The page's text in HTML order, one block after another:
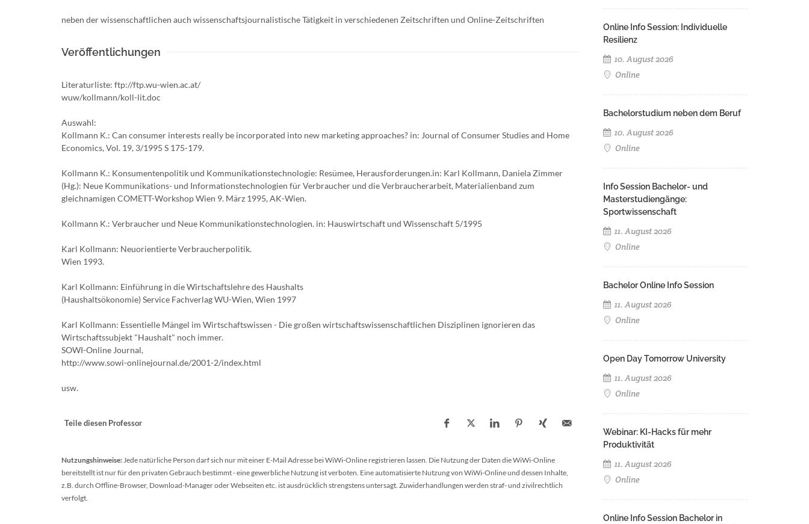
neben der wissenschaftlichen auch wissenschaftsjournalistische Tätigkeit in verschiedenen Zeitschriften und Online-Zeitschriften
Veröffentlichungen
Literaturliste: ftp://ftp.wu-wien.ac.at/
wuw/kollmann/koll-lit.doc
Auswahl:
Kollmann K.: Can consumer interests really be incorporated into new marketing approaches? in: Journal of Consumer Studies and Home
Economics, Vol. 19, 3/1995 S 175-179.
Kollmann K.: Konsumentenpolitik und Kommunikationstechnologie: Resümee, Herausforderungen.in: Karl Kollmann, Daniela Zimmer
(Hg.): Neue Kommunikations- und Informationstechnologien für Verbraucher und die Verbraucherarbeit, Materialienband zum
gleichnamigen COMETT-Workshop Wien 9. März 1995, AK-Wien.
Kollmann K.: Verbraucher und Neue Kommunikationstechnologien. in: Hauswirtschaft und Wissenschaft 5/1995
Karl Kollmann: Neuorientierte Verbraucherpolitik.
Wien 1993.
Karl Kollmann: Einführung in die Wirtschaftslehre des Haushalts
(Haushaltsökonomie) Service Fachverlag WU-Wien, Wien 1997
Karl Kollmann: Essentielle Mängel im Wirtschaftswissen - Die großen wirtschaftswissenschaftlichen Disziplinen ignorieren das
Wirtschaftssubjekt "Haushalt" noch immer.
SOWI-Online Journal,
http://www.sowi-onlinejournal.de/2001-2/index.html
usw.
Teile diesen Professor
Nutzungshinweise:Jede natürliche Person darf sich nur mit einer E-Mail Adresse bei WiWi-Online registrieren lassen. Die Nutzung der Daten die WiWi-Online
bereitstellt ist nur für den privaten Gebrauch bestimmt - eine gewerbliche Nutzung ist verboten. Eine automatisierte Nutzung von WiWi-Online und dessen Inhalte,
z.B. durch Offline-Browser, Download-Manager oder Webseiten etc. ist ausdrücklich strengstens untersagt. Zuwiderhandlungen werden straf- und zivilrechtlich
verfolgt.
Online Info Session: Individuelle
Resilienz
10. August 2026
Online
Bachelorstudium neben dem Beruf
10. August 2026
Online
Info Session Bachelor- und
Masterstudiengänge:
Sportwissenschaft
11. August 2026
Online
Bachelor Online Info Session
11. August 2026
Online
Open Day Tomorrow University
11. August 2026
Online
Webinar: KI-Hacks für mehr
Produktivität
11. August 2026
Online
Online Info Session Bachelor in